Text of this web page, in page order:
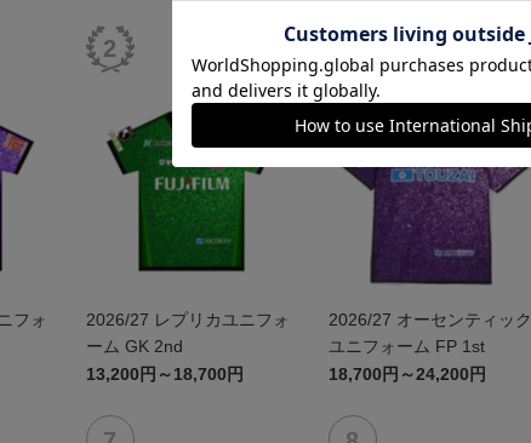
2026/27 レプリカユニフォ
ーム GK 2nd
13,200円～18,700円
2026/27 オーセンティック
ユニフォーム FP 1st
18,700円～24,200円